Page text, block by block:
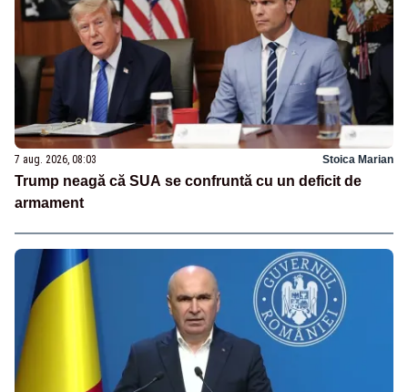
7 aug. 2026, 08:03 Stoica Marian
Trump neagă că SUA se confruntă cu un deficit de
armament